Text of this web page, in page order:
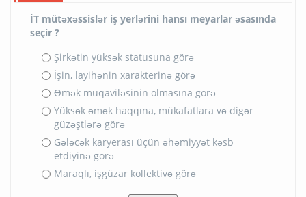
İT mütəxəssislər iş yerlərini hansı meyarlar əsasında
seçir ?
Şirkətin yüksək statusuna görə
İşin, layihənin xarakterinə görə
Əmək müqaviləsinin olmasına görə
Yüksək əmək haqqına, mükafatlara və digər
güzəştlərə görə
Gələcək karyerası üçün əhəmiyyət kəsb
etdiyinə görə
Maraqlı, işgüzar kollektivə görə